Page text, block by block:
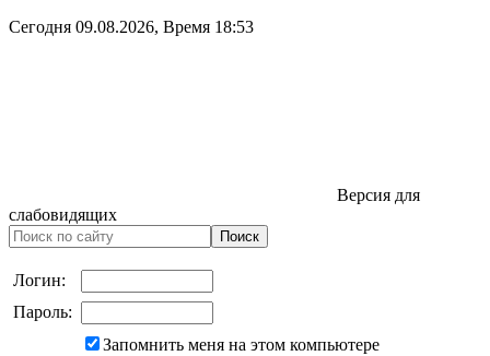
Сегодня 09.08.2026, Время 18:53
Версия для
слабовидящих
Логин:
Пароль:
Запомнить меня на этом компьютере